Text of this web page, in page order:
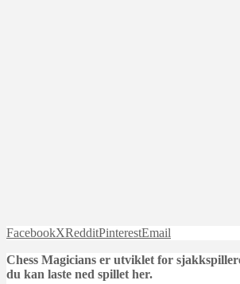
FacebookXRedditPinterestEmail
Chess Magicians er utviklet for
du kan laste ned spillet her.